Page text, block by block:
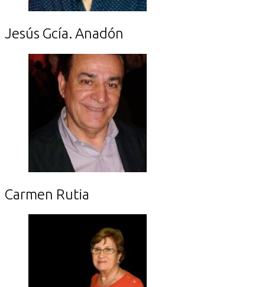
Jesús Gcía. Anadón
Carmen Rutia